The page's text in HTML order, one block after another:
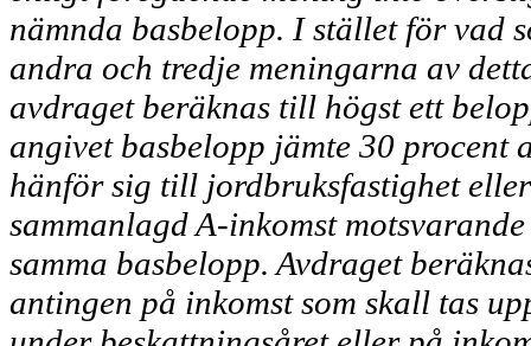
nämnda basbelopp. I stället för vad
andra och tredje meningarna av
avdraget beräknas till högst ett
angivet basbe­lopp jämte 30 procent
hänför sig till jordbruksfas­tighet
sam­manlagd A-inkomst
samma basbelopp. Av­draget
anting­en på inkomst som skall tas